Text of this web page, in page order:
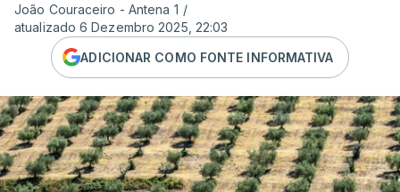
João Couraceiro - Antena 1 /
atualizado 6 Dezembro 2025, 22:03
ADICIONAR COMO FONTE INFORMATIVA